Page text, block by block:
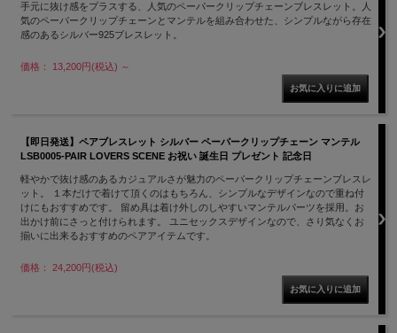
手元に抜け感をプラスする、人気のペーパークリップチェーンブレスレット。人
気のペーパークリップチェーンとマンテルを組み合わせた、シンプルながら存在
感のあるシルバー925ブレスレット。
価格： 13,200円(税込) ～
【即日発送】ペアブレスレット シルバー ペーパークリップチェーン マンテル
LSB0005-PAIR LOVERS SCENE お祝い 誕生日 プレゼント 記念日
軽やかで抜け感のあるカジュアルさが魅力のペーパークリップチェーンブレスレ
ット。 １本だけで着けて頂くのはもちろん、シンプルなデザインなので重ね付
けにもおすすめです。 留め具は着け外しのしやすいマンテルパーツを採用。お
出かけ前にさっと付けられます。 ユニセックスデザインなので、さり気なくお
揃いに出来るおすすめのペアアイテムです。
価格： 24,200円(税込)